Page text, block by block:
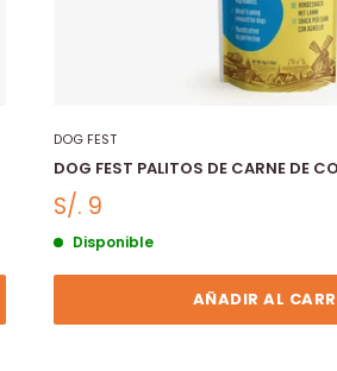
DOG FEST
DOG FEST PALITOS DE CARNE DE
S/. 9
Disponible
AÑADIR AL